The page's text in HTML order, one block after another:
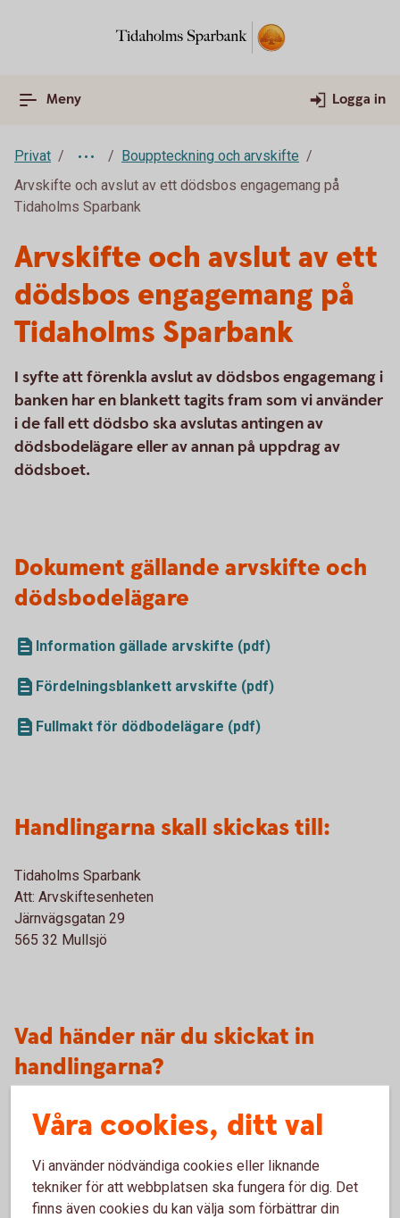
Meny Logga in
Privat
Bouppteckning och arvskifte
Arvskifte och avslut av ett dödsbos engagemang på
Tidaholms Sparbank
Arvskifte och avslut av ett
dödsbos engagemang på
Tidaholms Sparbank
I syfte att förenkla avslut av dödsbos engagemang i
banken har en blankett tagits fram som vi använder
i de fall ett dödsbo ska avslutas antingen av
dödsbodelägare eller av annan på uppdrag av
dödsboet.
Dokument gällande arvskifte och
dödsbodelägare
Information gällade arvskifte (pdf)
Fördelningsblankett arvskifte (pdf)
Fullmakt för dödbodelägare (pdf)
Handlingarna skall skickas till:
Tidaholms Sparbank
Att: Arvskiftesenheten
Järnvägsgatan 29
565 32 Mullsjö
Vad händer när du skickat in
handlingarna?
Vi hanterar ärendet utifrån det ärende och de uppgifter du
skickat in. Vissa typer av skiften tar tid att utföra varför vi
inte kan göra några några utfästelser om handläggningstid.
(Observera att handläggningstiden kan bli längre under
sommaren).
Våra cookies, ditt val
Vi använder nödvändiga cookies eller liknande
tekniker för att webbplatsen ska fungera för dig. Det
finns även cookies du kan välja som förbättrar din